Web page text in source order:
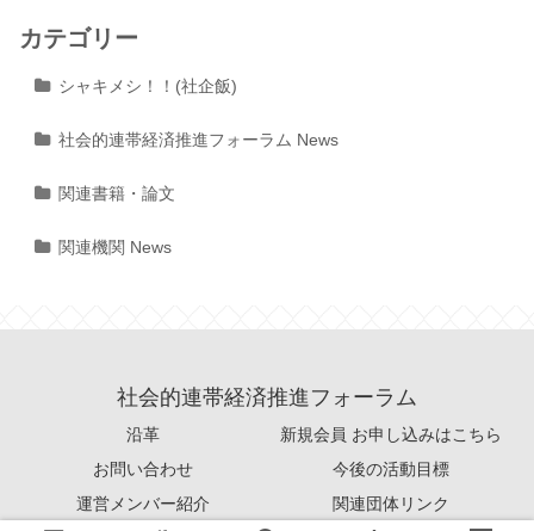
カテゴリー
シャキメシ！！(社企飯)
社会的連帯経済推進フォーラム News
関連書籍・論文
関連機関 News
社会的連帯経済推進フォーラム
沿革
新規会員 お申し込みはこちら
お問い合わせ
今後の活動目標
運営メンバー紹介
関連団体リンク